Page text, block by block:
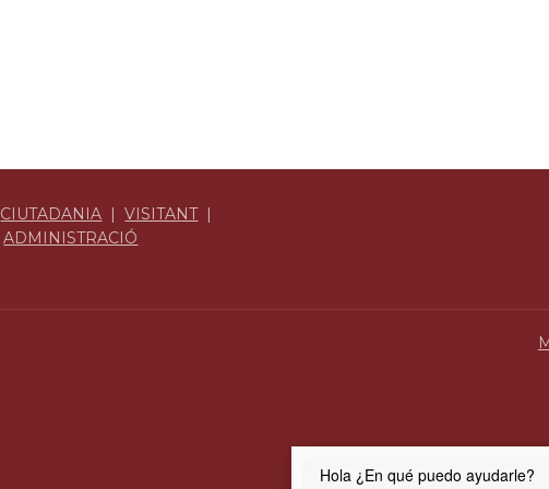
CIUTADANIA |VISITANT|
ADMINISTRACIÓ